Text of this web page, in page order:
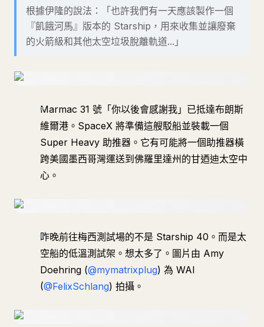
根據伊隆的說法：「也許我們有一天應該製作一個
『飢餓河馬』版本的 Starship，用來收集並讓廢棄
的火箭級和其他太空垃圾脫離軌道...」
Marmac 31 號「你以後會感謝我」已抵達布朗斯
維爾港。SpaceX 將準備這艘駁船並裝載一個
Super Heavy 助推器。它有可能將一個助推器橫
跨美國墨西哥灣運送到佛羅里達州的甘迺迪太空中
心。
昨晚前往梅西測試場的不是 Starship 40。而是太
空船的低溫測試架。想太多了。圖片由 Amy
Doehring (@mymatrixplug) 為 WAI
(@FelixSchlang) 拍攝。